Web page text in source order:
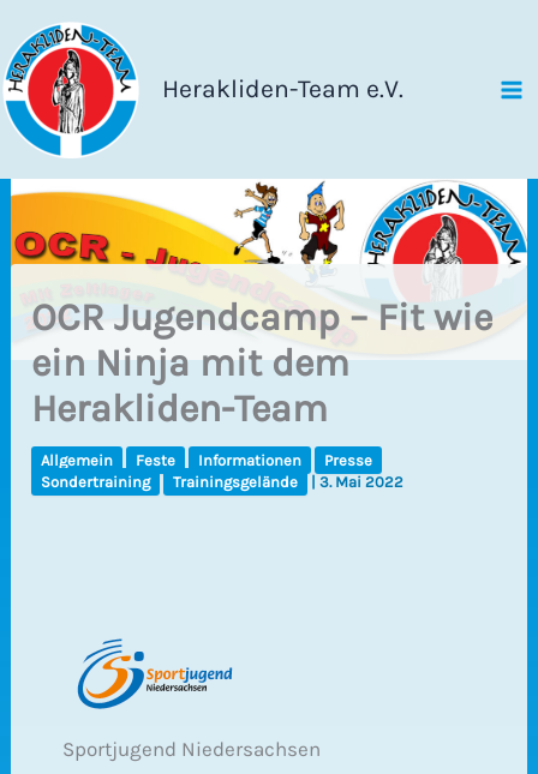
Inhalt
springen
Herakliden-Team e.V.
OCR Jugendcamp – Fit wie
ein Ninja mit dem
Herakliden-Team
Allgemein Feste Informationen
Presse
Sondertraining
Trainingsgelände |3. Mai 2022
Sportjugend Niedersachsen